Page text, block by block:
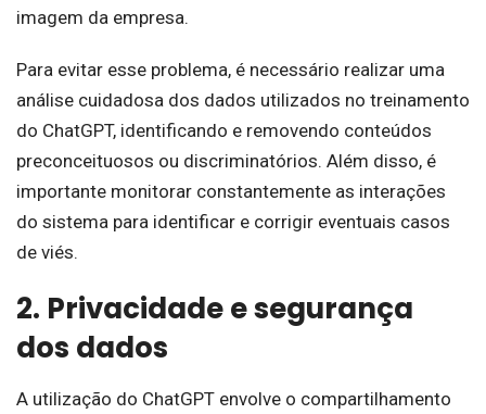
imagem da empresa.
Para evitar esse problema, é necessário realizar uma
análise cuidadosa dos dados utilizados no treinamento
do ChatGPT, identificando e removendo conteúdos
preconceituosos ou discriminatórios. Além disso, é
importante monitorar constantemente as interações
do sistema para identificar e corrigir eventuais casos
de viés.
2. Privacidade e segurança
dos dados
A utilização do ChatGPT envolve o compartilhamento